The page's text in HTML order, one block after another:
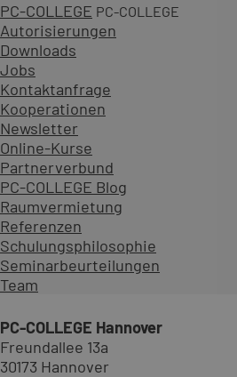
PC-COLLEGE PC-COLLEGE
Autorisierungen
Downloads
Jobs
Kontaktanfrage
Kooperationen
Newsletter
Online-Kurse
Partnerverbund
PC-COLLEGE Blog
Raumvermietung
Referenzen
Schulungsphilosophie
Seminarbeurteilungen
Team
Ihr Kontakt für
PC-COLLEGE Hannover
Freundallee 13a
30173 Hannover